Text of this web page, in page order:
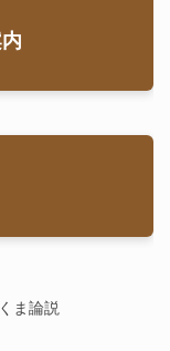
ま論説